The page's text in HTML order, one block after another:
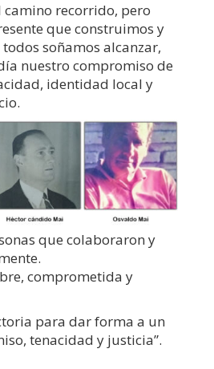
recorrido, pero
que construimos y
soñamos alcanzar,
nuestro compromiso de
identidad local y
que colaboraron y
comprometida y
para dar forma a un
tenacidad y justicia”.